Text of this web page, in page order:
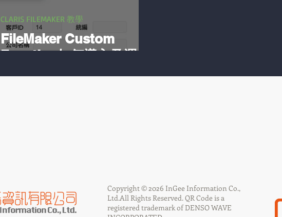
FileMaker Custom
Function如何導入及運用
CLARIS FILEMAKER 教學
Copyright © 2026 InGee Information Co.,
Ltd.All Rights Reserved.QR Code is a
registered trademark of DENSO WAVE